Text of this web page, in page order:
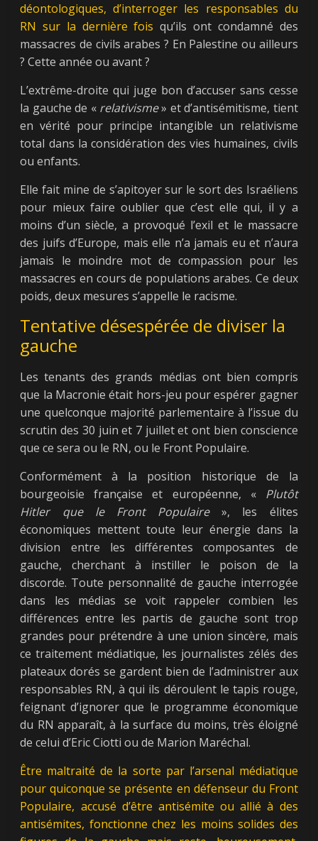
déontologiques, d’interroger les responsables du
RN sur la dernière fois qu’ils ont condamné des
massacres de civils arabes ? En Palestine ou ailleurs
? Cette année ou avant ?
L’extrême-droite qui juge bon d’accuser sans cesse
la gauche de « relativisme» et d’antisémitisme, tient
en vérité pour principe intangible un relativisme
total dans la considération des vies humaines, civils
ou enfants.
Elle fait mine de s’apitoyer sur le sort des Israéliens
pour mieux faire oublier que c’est elle qui, il y a
moins d’un siècle, a provoqué l’exil et le massacre
des juifs d’Europe, mais elle n’a jamais eu et n’aura
jamais le moindre mot de compassion pour les
massacres en cours de populations arabes. Ce deux
poids, deux mesures s’appelle le racisme.
Tentative désespérée de diviser la
gauche
Les tenants des grands médias ont bien compris
que la Macronie était hors-jeu pour espérer gagner
une quelconque majorité parlementaire à l’issue du
scrutin des 30 juin et 7 juillet et ont bien conscience
que ce sera ou le RN, ou le Front Populaire.
Conformément à la position historique de la
bourgeoisie française et européenne, « Plutôt
Hitler que le Front Populaire», les élites
économiques mettent toute leur énergie dans la
division entre les différentes composantes de
gauche, cherchant à instiller le poison de la
discorde. Toute personnalité de gauche interrogée
dans les médias se voit rappeler combien les
différences entre les partis de gauche sont trop
grandes pour prétendre à une union sincère, mais
ce traitement médiatique, les journalistes zélés des
plateaux dorés se gardent bien de l’administrer aux
responsables RN, à qui ils déroulent le tapis rouge,
feignant d’ignorer que le programme économique
du RN apparaît, à la surface du moins, très éloigné
de celui d’Eric Ciotti ou de Marion Maréchal.
Être maltraité de la sorte par l’arsenal médiatique
pour quiconque se présente en défenseur du Front
Populaire, accusé d’être antisémite ou allié à des
antisémites, fonctionne chez les moins solides des